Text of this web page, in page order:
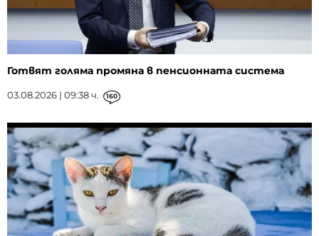
Готвят голяма промяна в пенсионната система
03.08.2026 | 09:38 ч. 160